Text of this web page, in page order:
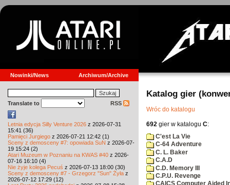
Nowinki/News Archiwum/Archive
Translate to RSS
Letnia edycja Silly Venture 2026 z 2026-07-31
15:41 (36)
Pamięci Jurgiego z 2026-07-21 12:42 (1)
Sceny z demosceny #7: opowiada SuN z 2026-07-
19 15:24 (2)
Atari Muzeum w Poznaniu na KWAS #40 z 2026-
07-16 16:10 (4)
Nie żyje kolega Pecuś z 2026-07-13 18:00 (30)
Sceny z demosceny #7 - Grzegorz "Sun" Żyła z
2026-07-12 17:29 (12)
Katalog gier
Wróc do katalogu
692 gier w katalogu C:
C'est La Vie
C-64 Adventure
C. L. Baker
C.A.D
C.D. Memory III
C.P.U. Revenge
CAICS Computer Aided